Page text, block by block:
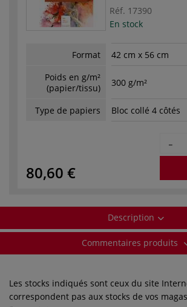
Réf. 17390
En stock
Format
42 cm x 56 cm
Poids en g/m²
(papier/tissu)
300 g/m²
Type de papiers Bloc collé 4 côtés
80,60 €
-
Description
Commentaires produits
Les stocks indiqués sont ceux du site
correspondent pas aux stocks de vos